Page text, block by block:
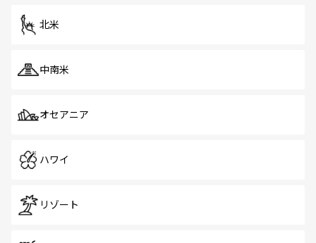
北米
中南米
オセアニア
ハワイ
リゾート